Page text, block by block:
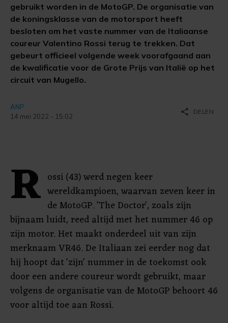
gebruikt worden in de MotoGP. De organisatie van
de koningsklasse van de motorsport heeft
besloten om het vaste nummer van de Italiaanse
coureur Valentino Rossi terug te trekken. Dat
gebeurt officieel volgende week voorafgaand aan
de kwalificatie voor de Grote Prijs van Italië op het
circuit van Mugello.
ANP
14 mei 2022 - 15:02
share DELEN
R ossi (43) werd negen keer
wereldkampioen, waarvan zeven keer in
de MotoGP. 'The Doctor', zoals zijn
bijnaam luidt, reed altijd met het nummer 46 op
zijn motor. Het maakt onderdeel uit van zijn
merknaam VR46. De Italiaan zei eerder nog dat
hij hoopt dat 'zijn' nummer in de toekomst ook
door een andere coureur wordt gebruikt, maar
volgens de organisatie van de MotoGP behoort 46
voor altijd toe aan Rossi.